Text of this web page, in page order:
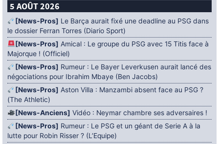
5 AOÛT 2026
[News-Pros] Le Barça aurait fixé une deadline au PSG dans
le dossier Ferran Torres (Diario Sport)
[News-Pros] Amical : Le groupe du PSG avec 15 Titis face à
Majorque ! (Officiel)
[News-Pros] Rumeur : Le Bayer Leverkusen aurait lancé des
négociations pour Ibrahim Mbaye (Ben Jacobs)
[News-Pros] Aston Villa : Manzambi absent face au PSG ?
(The Athletic)
[News-Anciens] Vidéo : Neymar chambre ses adversaires !
[News-Pros] Rumeur : Le PSG et un géant de Serie A à la
lutte pour Robin Risser ? (L’Equipe)